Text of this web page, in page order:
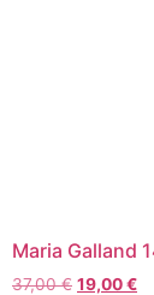
Maria Galland
37,00€ 19,00€